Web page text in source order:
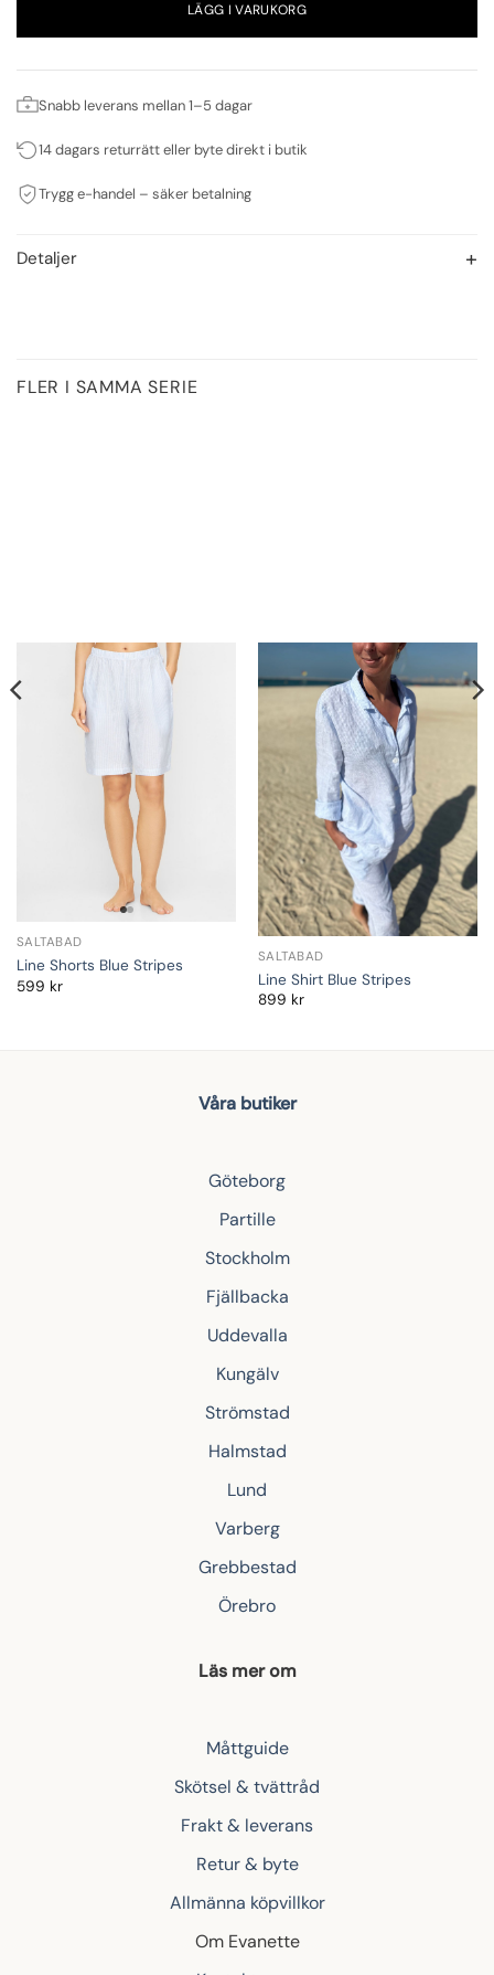
LÄGG I VARUKORG
Snabb leverans mellan 1–5 dagar
14 dagars returrätt eller byte direkt i butik
Trygg e-handel – säker betalning
Detaljer
FLER I SAMMA SERIE
SALTABAD
Line Shorts Blue Stripes
599 kr
SALTABAD
Line Shirt Blue Stripes
899 kr
Våra butiker
Göteborg
Partille
Stockholm
Fjällbacka
Uddevalla
Kungälv
Strömstad
Halmstad
Lund
Varberg
Grebbestad
Örebro
Läs mer om
Måttguide
Skötsel & tvättråd
Frakt & leverans
Retur & byte
Allmänna köpvillkor
Om Evanette